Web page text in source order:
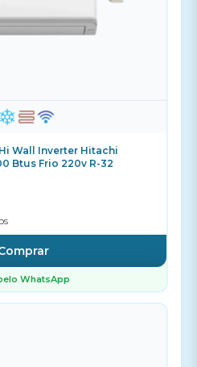
Wall Inverter Hitachi
Btus Frio 220v R-32
WhatsApp